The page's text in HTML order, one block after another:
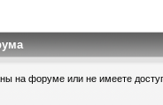
на форуме или не имеете